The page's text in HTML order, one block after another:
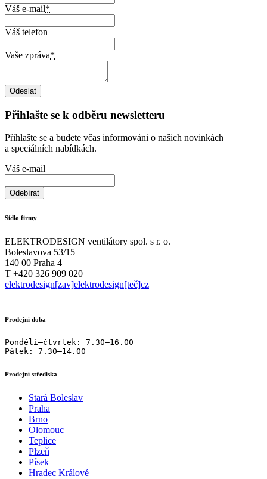
Váš e-mail*
Váš telefon
Vaše zpráva*
Přihlašte se k odběru newsletteru
Přihlašte se a budete včas informováni o našich novinkách
a speciálních nabídkách.
Váš e-mail
Sídlo firmy
ELEKTRODESIGN ventilátory spol. s r. o.
Boleslavova 53/15
140 00 Praha 4
T +420 326 909 020
elektrodesign[zav]elektrodesign[teč]cz
Prodejní doba
Pondělí–čtvrtek: 7.30–16.00
Pátek: 7.30–14.00
Prodejní střediska
Stará Boleslav
Praha
Brno
Olomouc
Teplice
Plzeň
Písek
Hradec Králové